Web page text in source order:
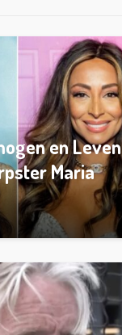
en Leven
Maria